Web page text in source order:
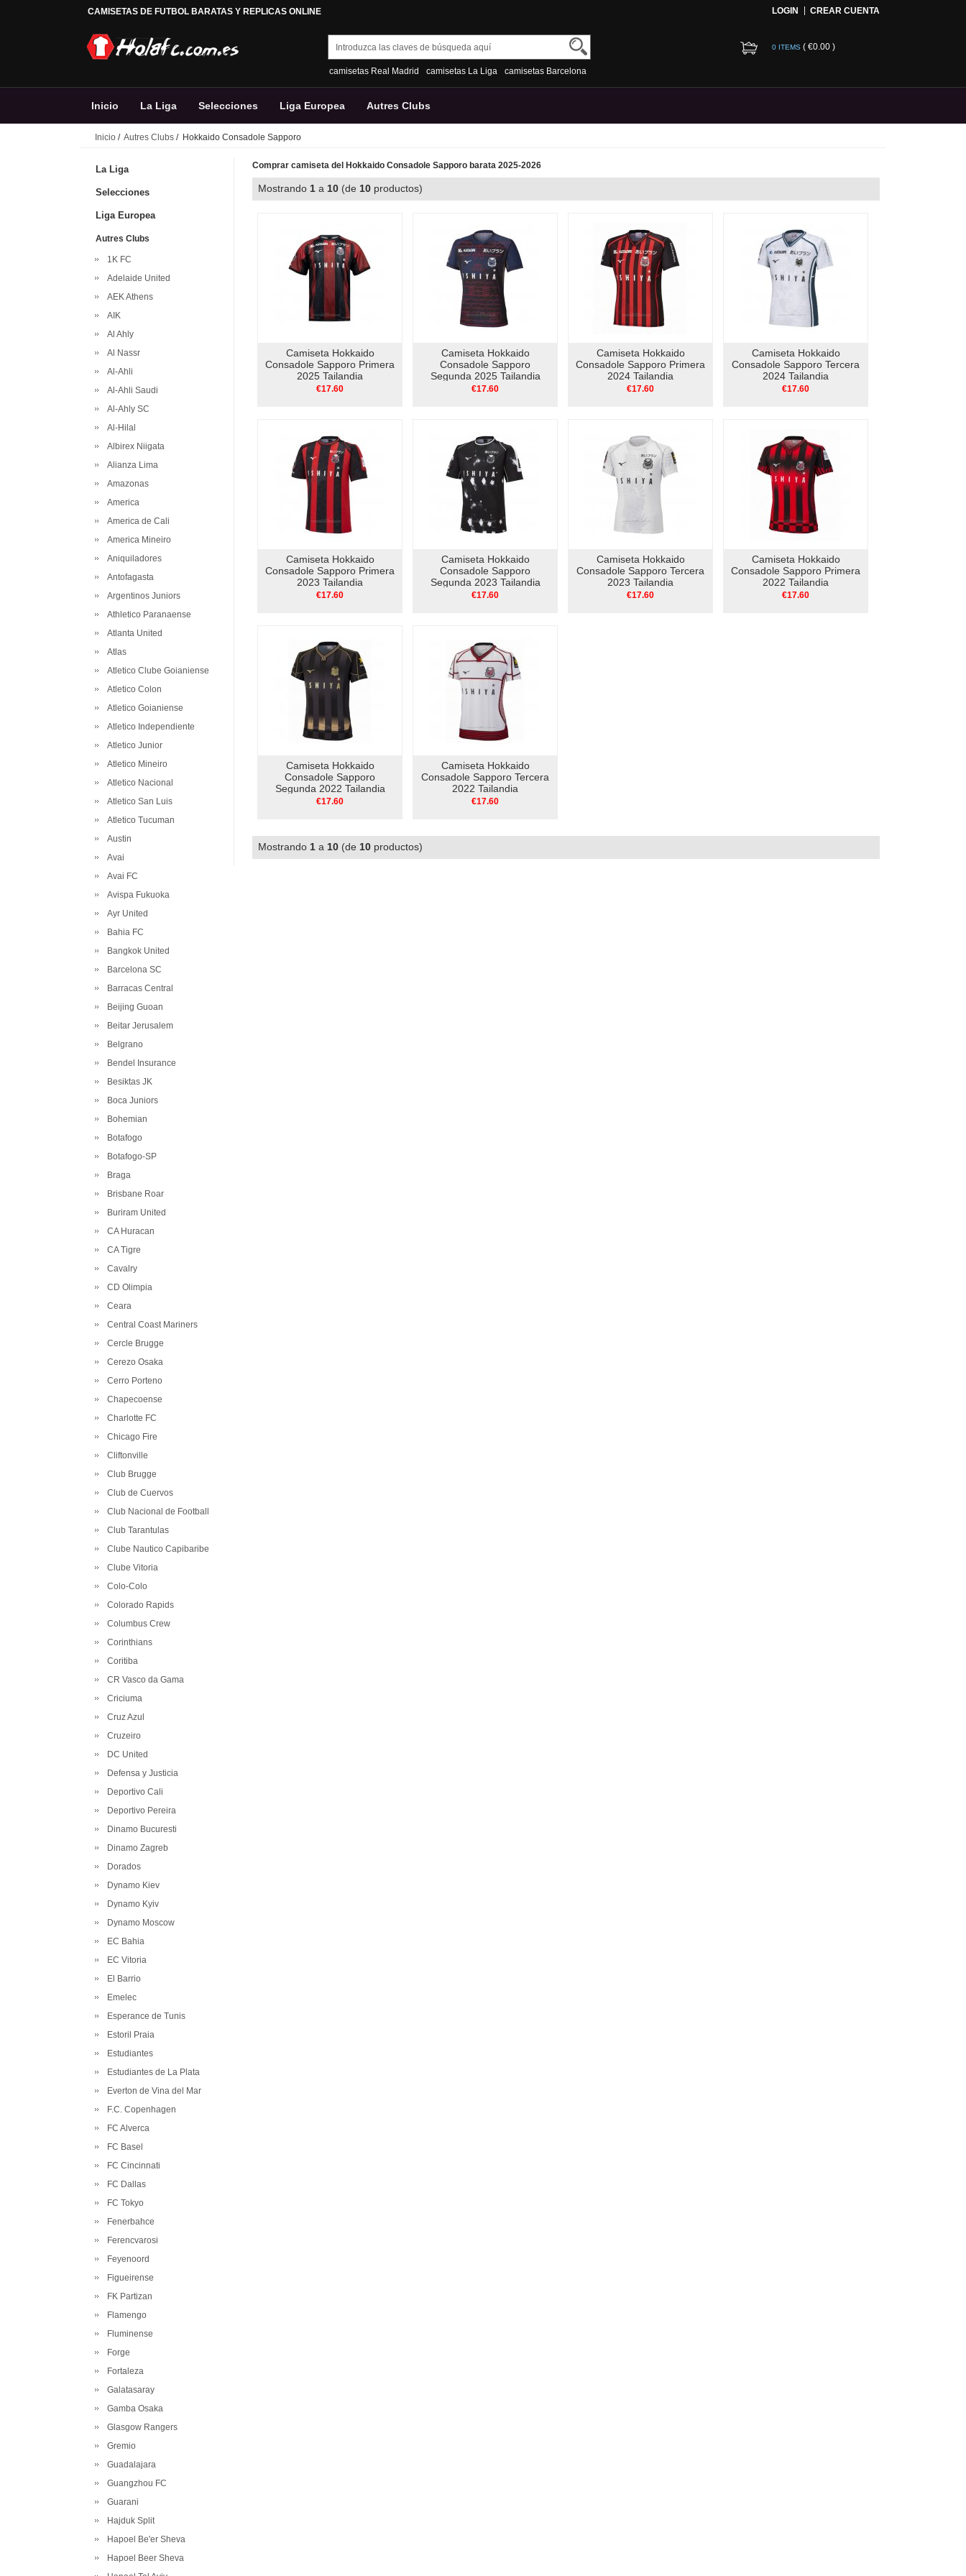
CAMISETAS DE FUTBOL BARATAS Y REPLICAS ONLINE LOGIN CREAR CUENTA
camisetas Real Madrid camisetas La Liga camisetas Barcelona
0 ITEMS ( €0.00 )
Inicio La Liga Selecciones Liga Europea Autres Clubs
Inicio / Autres Clubs / Hokkaido Consadole Sapporo
La Liga
Selecciones
Liga Europea
Autres Clubs
1K FC
Adelaide United
AEK Athens
AIK
Al Ahly
Al Nassr
Al-Ahli
Al-Ahli Saudi
Al-Ahly SC
Al-Hilal
Albirex Niigata
Alianza Lima
Amazonas
America
America de Cali
America Mineiro
Aniquiladores
Antofagasta
Argentinos Juniors
Athletico Paranaense
Atlanta United
Atlas
Atletico Clube Goianiense
Atletico Colon
Atletico Goianiense
Atletico Independiente
Atletico Junior
Atletico Mineiro
Atletico Nacional
Atletico San Luis
Atletico Tucuman
Austin
Avai
Avai FC
Avispa Fukuoka
Ayr United
Bahia FC
Bangkok United
Barcelona SC
Barracas Central
Beijing Guoan
Beitar Jerusalem
Belgrano
Bendel Insurance
Besiktas JK
Boca Juniors
Bohemian
Botafogo
Botafogo-SP
Braga
Brisbane Roar
Buriram United
CA Huracan
CA Tigre
Cavalry
CD Olimpia
Ceara
Central Coast Mariners
Cercle Brugge
Cerezo Osaka
Cerro Porteno
Chapecoense
Charlotte FC
Chicago Fire
Cliftonville
Club Brugge
Club de Cuervos
Club Nacional de Football
Club Tarantulas
Clube Nautico Capibaribe
Clube Vitoria
Colo-Colo
Colorado Rapids
Columbus Crew
Corinthians
Coritiba
CR Vasco da Gama
Criciuma
Cruz Azul
Cruzeiro
DC United
Defensa y Justicia
Deportivo Cali
Deportivo Pereira
Dinamo Bucuresti
Dinamo Zagreb
Dorados
Dynamo Kiev
Dynamo Kyiv
Dynamo Moscow
EC Bahia
EC Vitoria
El Barrio
Emelec
Esperance de Tunis
Estoril Praia
Estudiantes
Estudiantes de La Plata
Everton de Vina del Mar
F.C. Copenhagen
FC Alverca
FC Basel
FC Cincinnati
FC Dallas
FC Tokyo
Fenerbahce
Ferencvarosi
Feyenoord
Figueirense
FK Partizan
Flamengo
Fluminense
Forge
Fortaleza
Galatasaray
Gamba Osaka
Glasgow Rangers
Gremio
Guadalajara
Guangzhou FC
Guarani
Hajduk Split
Hapoel Be'er Sheva
Hapoel Beer Sheva
Comprar camiseta del Hokkaido Consadole Sapporo barata 2025-2026
Mostrando 1 a 10 (de 10 productos)
Camiseta Hokkaido
Consadole Sapporo Primera
2025 Tailandia
€17.60
Camiseta Hokkaido
Consadole Sapporo
Segunda 2025 Tailandia
€17.60
Camiseta Hokkaido
Consadole Sapporo Primera
2024 Tailandia
€17.60
Camiseta Hokkaido
Consadole Sapporo Tercera
2024 Tailandia
€17.60
Camiseta Hokkaido
Consadole Sapporo Primera
2023 Tailandia
€17.60
Camiseta Hokkaido
Consadole Sapporo
Segunda 2023 Tailandia
€17.60
Camiseta Hokkaido
Consadole Sapporo Tercera
2023 Tailandia
€17.60
Camiseta Hokkaido
Consadole Sapporo Primera
2022 Tailandia
€17.60
Camiseta Hokkaido
Consadole Sapporo
Segunda 2022 Tailandia
€17.60
Camiseta Hokkaido
Consadole Sapporo Tercera
2022 Tailandia
€17.60
Mostrando 1 a 10 (de 10 productos)